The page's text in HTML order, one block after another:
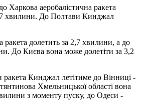
Харкова аеробалістична ракета
хвилини. До Полтави Кинджал
ракета долетить за 2,7 хвилини, а до
До Києва вона може долетіти за 3,2
Кинджал летітиме до Вінниці -
Хмельницької області вона
з моменту пуску, до Одеси -